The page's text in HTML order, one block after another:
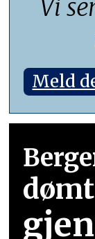
Vi
Meld